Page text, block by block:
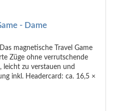
- Dame
magnetische Travel Game
Züge ohne verrutschende
leicht zu verstauen und
inkl. Headercard: ca. 16,5 ×